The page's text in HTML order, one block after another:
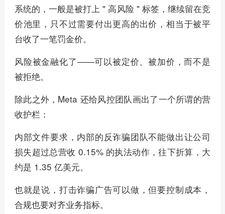
系统的，一般是被打上 " 高风险 " 标签，继续留在竞
价池里，只不过需要付出更高的出价，相当于被平
台收了一笔罚金价。
风险被金融化了——可以被定价、被加价，而不是
被拒绝。
除此之外，Meta 还给风控团队画出了一个所谓的营
收护栏：
内部文件要求，内部的反诈骗团队不能做出让公司
损失超过总营收 0.15% 的执法动作，往下折算，大
约是 1.35 亿美元。
也就是说，打击诈骗广告可以做，但要控制成本，
合规也要对齐业务指标。